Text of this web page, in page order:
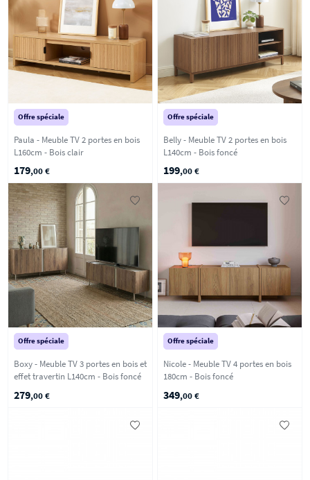
Offre spéciale
Paula - Meuble TV 2 portes en bois
L160cm - Bois clair
179,00 €
Offre spéciale
Belly - Meuble TV 2 portes en bois
L140cm - Bois foncé
199,00 €
Offre spéciale
Boxy - Meuble TV 3 portes en bois et
effet travertin L140cm - Bois foncé
279,00 €
Offre spéciale
Nicole - Meuble TV 4 portes en bois
180cm - Bois foncé
349,00 €